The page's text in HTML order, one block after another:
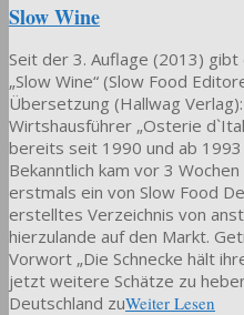
Slow Wine
Seit der 3. Auflage (2013)
„Slow Wine“ (Slow Food
Übersetzung (Hallwag
Wirtshausführer „Osterie
bereits seit 1990 und ab
Bekanntlich kam vor 3
erstmals ein von Slow Food
erstelltes Verzeichnis von
hierzulande auf den Markt.
Vorwort „Die Schnecke hält
jetzt weitere Schätze zu
Deutschland zuWeiter Lesen